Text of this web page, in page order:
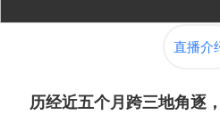
直播介
历经近五个月跨三地角逐